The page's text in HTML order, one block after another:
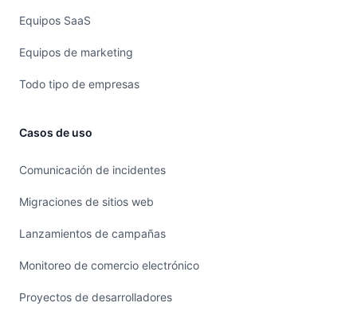
Equipos SaaS
Equipos de marketing
Todo tipo de empresas
Casos de uso
Comunicación de incidentes
Migraciones de sitios web
Lanzamientos de campañas
Monitoreo de comercio electrónico
Proyectos de desarrolladores